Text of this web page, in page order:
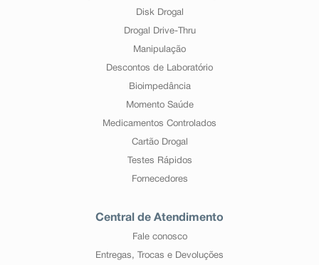
Disk Drogal
Drogal Drive-Thru
Manipulação
Descontos de Laboratório
Bioimpedância
Momento Saúde
Medicamentos Controlados
Cartão Drogal
Testes Rápidos
Fornecedores
Central de Atendimento
Fale conosco
Entregas, Trocas e Devoluções